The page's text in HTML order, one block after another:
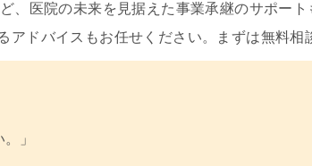
、医院の未来を見据えた事業承継のサポー
ドバイスもお任せください。まずは無料相
」